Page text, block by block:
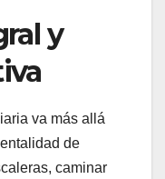
y
va más allá
de
caminar